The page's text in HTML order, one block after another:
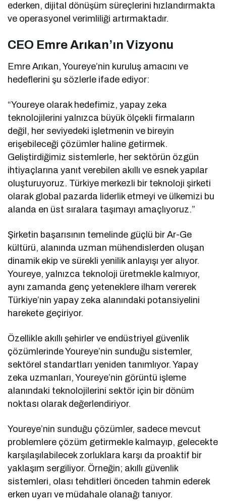
ederken, dijital dönüşüm süreçlerini hızlandırmakta
ve operasyonel verimliliği artırmaktadır.
CEO Emre Arıkan’ın Vizyonu
Emre Arıkan, Youreye’nin kuruluş amacını ve
hedeflerini şu sözlerle ifade ediyor:
“Youreye olarak hedefimiz, yapay zeka
teknolojilerini yalnızca büyük ölçekli firmaların
değil, her seviyedeki işletmenin ve bireyin
erişebileceği çözümler haline getirmek.
Geliştirdiğimiz sistemlerle, her sektörün özgün
ihtiyaçlarına yanıt verebilen akıllı ve esnek yapılar
oluşturuyoruz. Türkiye merkezli bir teknoloji şirketi
olarak global pazarda liderlik etmeyi ve ülkemizi bu
alanda en üst sıralara taşımayı amaçlıyoruz.”
Şirketin başarısının temelinde güçlü bir Ar-Ge
kültürü, alanında uzman mühendislerden oluşan
dinamik ekip ve sürekli yenilik anlayışı yer alıyor.
Youreye, yalnızca teknoloji üretmekle kalmıyor,
aynı zamanda genç yeteneklere ilham vererek
Türkiye’nin yapay zeka alanındaki potansiyelini
harekete geçiriyor.
Özellikle akıllı şehirler ve endüstriyel güvenlik
çözümlerinde Youreye’nin sunduğu sistemler,
sektörel standartları yeniden tanımlıyor. Yapay
zeka uzmanları, Youreye’nin görüntü işleme
alanındaki teknolojilerini sektör için bir dönüm
noktası olarak değerlendiriyor.
Youreye’nin sunduğu çözümler, sadece mevcut
problemlere çözüm getirmekle kalmayıp, gelecekte
karşılaşılabilecek zorluklara karşı da proaktif bir
yaklaşım sergiliyor. Örneğin; akıllı güvenlik
sistemleri, olası tehditleri önceden tahmin ederek
erken uyarı ve müdahale olanağı tanıyor.